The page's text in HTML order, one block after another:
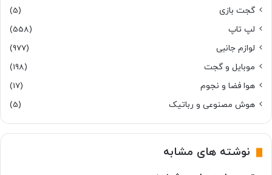
گجت بازی
(5)
لپ تاپ
(558)
لوازم جانبی
(977)
موبایل و گجت
(198)
هوا فضا و نجوم
(17)
هوش مصنوعی و رباتیک
(5)
نوشته های مشابه